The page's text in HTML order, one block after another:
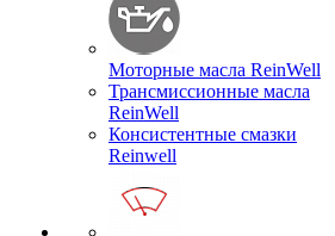
Моторные масла ReinWell
Трансмиссионные масла
ReinWell
Консистентные смазки
Reinwell